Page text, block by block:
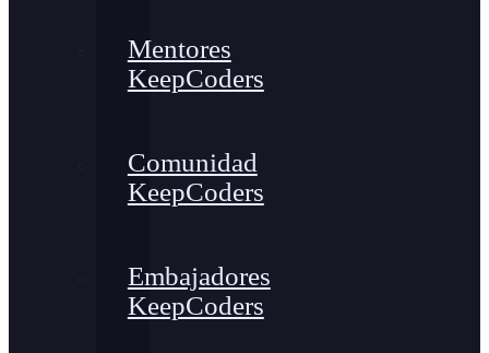
Mentores
KeepCoders
Comunidad
KeepCoders
Embajadores
KeepCoders